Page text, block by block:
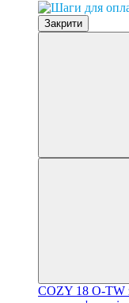
Закрити
COZY 18 O-TW